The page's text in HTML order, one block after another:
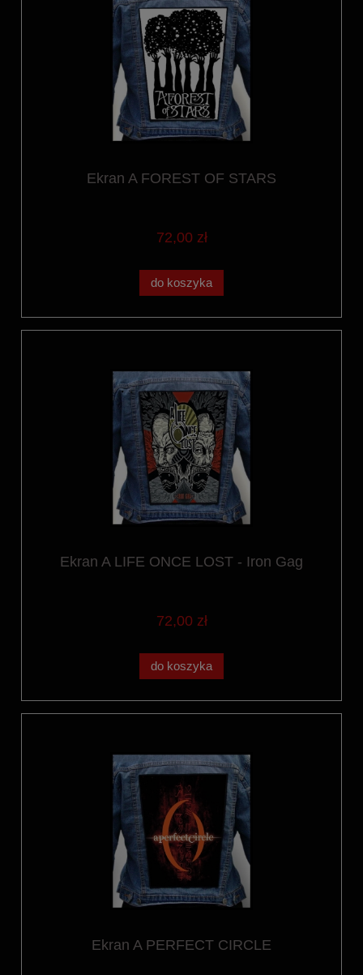
Ekran A FOREST OF STARS
72,00 zł
do koszyka
Ekran A LIFE ONCE LOST - Iron Gag
72,00 zł
do koszyka
Ekran A PERFECT CIRCLE